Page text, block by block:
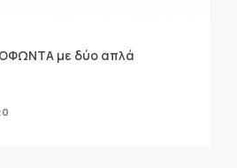
με δύο απλά